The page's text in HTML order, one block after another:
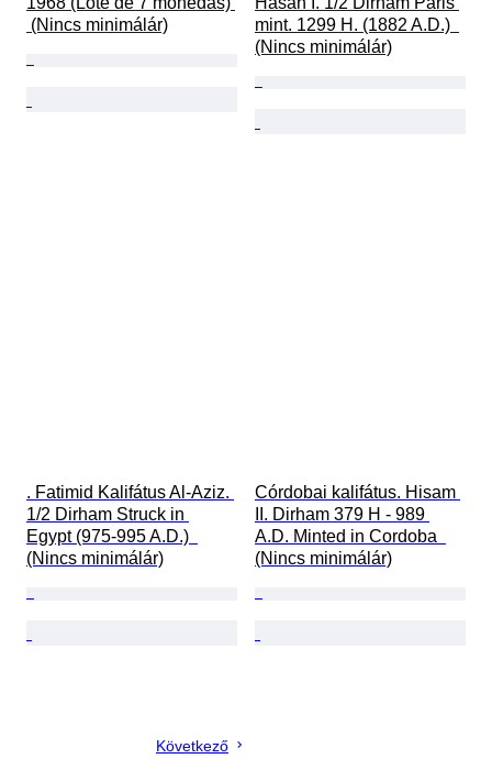
(Nincs minimálár)
mint. 1299 H. (1882 A.D.)
(Nincs minimálár)
. Fatimid Kalifátus Al-Aziz.
1/2 Dirham Struck in
Egypt (975-995 A.D.)
(Nincs minimálár)
Córdobai kalifátus. Hisam
II. Dirham 379 H - 989
A.D. Minted in Cordoba
(Nincs minimálár)
Következő